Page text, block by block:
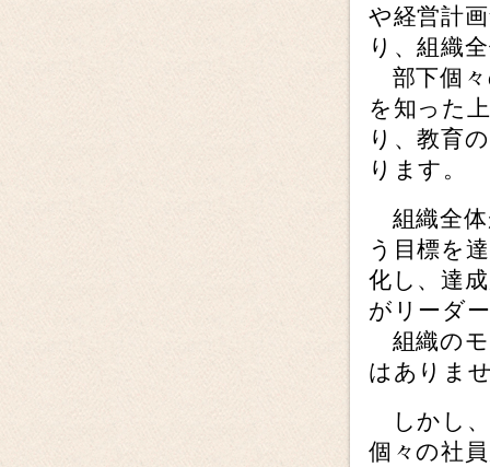
や経営計
り、組織
部下個々
を知った
り、教育
ります。
組織全体
う目標を
化し、達
がリーダ
組織のモ
はありま
しかし、
個々の社